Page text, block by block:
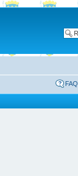
FAQ